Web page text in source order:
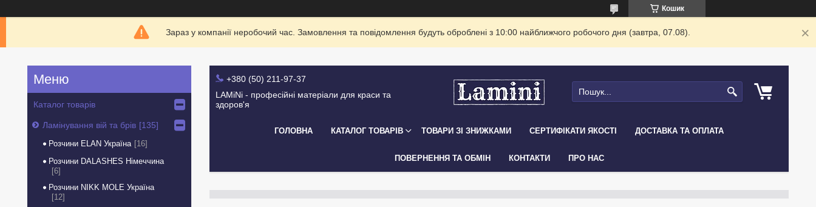
Кошик
Зараз у компанії неробочий час. Замовлення та повідомлення будуть оброблені з 10:00 найближчого робочого дня (завтра, 07.08).
+380 (50) 211-97-37
LAMiNi - професійні матеріали для краси та
здоров'я
ГОЛОВНА КАТАЛОГ ТОВАРІВ ТОВАРИ ЗІ ЗНИЖКАМИ СЕРТИФІКАТИ ЯКОСТІ ДОСТАВКА ТА ОПЛАТА
ПОВЕРНЕННЯ ТА ОБМІН КОНТАКТИ ПРО НАС
Каталог товарів
Ламінування вій та брів 135
Розчини ELAN Україна
16
Розчини DALASHES Німеччина
6
Розчини NIKK MOLE Україна
12